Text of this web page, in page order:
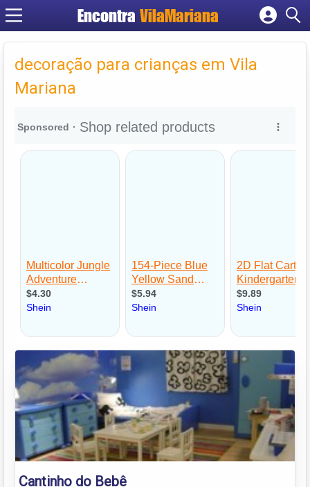
EncontraVilaMariana
Cadastrar empresa
Criar conta
decoração para crianças em Vila
Mariana
Cantinho do Bebê